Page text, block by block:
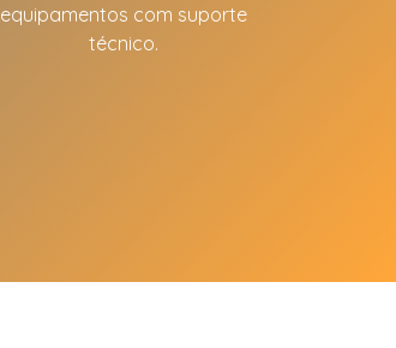
equipamentos com suporte
técnico.